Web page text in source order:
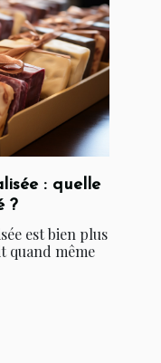
: quelle
?
est bien plus
quand même